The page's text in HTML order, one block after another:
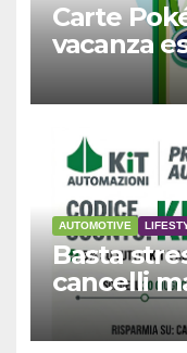
Carte
vacanza
AUTOMOTIVE
Basta
cancelli
giornata
5%